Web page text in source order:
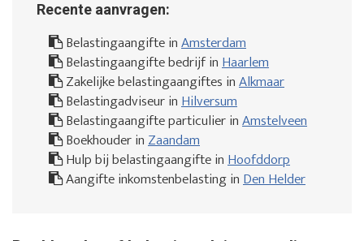
Recente aanvragen:
Belastingaangifte inAmsterdam
Belastingaangifte bedrijf inHaarlem
Zakelijke belastingaangiftes inAlkmaar
Belastingadviseur inHilversum
Belastingaangifte particulier inAmstelveen
Boekhouder inZaandam
Hulp bij belastingaangifte inHoofddorp
Aangifte inkomstenbelasting inDen Helder